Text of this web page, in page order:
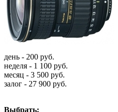
день - 200 руб.
неделя - 1 100 руб.
месяц - 3 500 руб.
залог - 27 900 руб.
Выбрать: